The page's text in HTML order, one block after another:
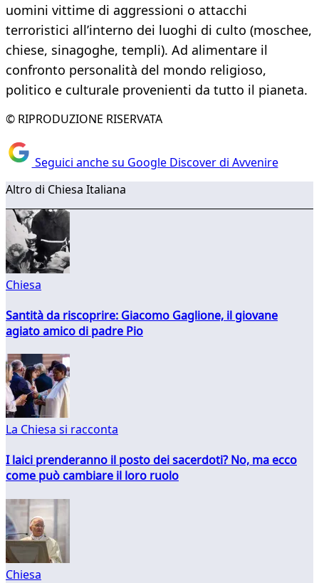
uomini vittime di aggressioni o attacchi
terroristici all’interno dei luoghi di culto (moschee,
chiese, sinagoghe, templi). Ad alimentare il
confronto personalità del mondo religioso,
politico e culturale provenienti da tutto il pianeta.
© RIPRODUZIONE RISERVATA
Seguici anche su Google Discover di Avvenire
Altro di Chiesa Italiana
Chiesa
Santità da riscoprire: Giacomo Gaglione, il giovane
agiato amico di padre Pio
La Chiesa si racconta
I laici prenderanno il posto dei sacerdoti? No, ma ecco
come può cambiare il loro ruolo
Chiesa